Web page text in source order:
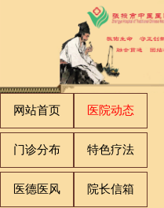
网站首页 医院动态
门诊分布 特色疗法
医德医风 院长信箱